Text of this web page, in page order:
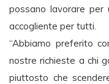
possano lavorare per
accogliente per tutti.
“Abbiamo preferito
nostre richieste a chi
piuttosto che